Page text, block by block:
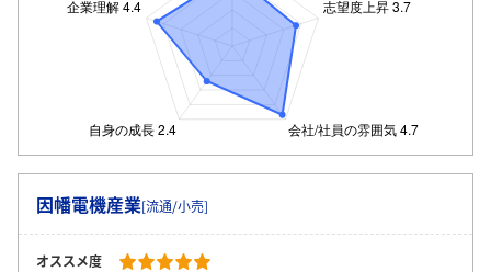
因幡電機産業[流通/小売]
オススメ度